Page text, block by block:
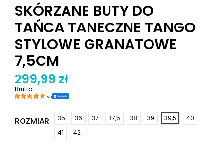
SKÓRZANE BUTY DO
TAŃCA TANECZNE TANGO
STYLOWE GRANATOWE
7,5CM
299,99 zł
Brutto
5.0 Bestseller
ROZMIAR 35 36 37 37,5 38 39 39,5
40
41
42